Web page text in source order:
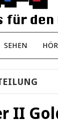
SEHEN
II